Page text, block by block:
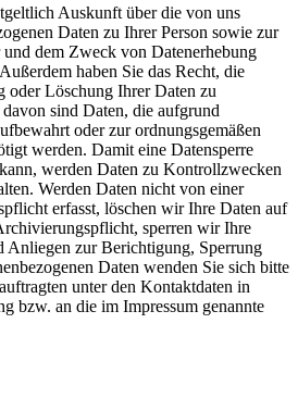
Auskunft über die von uns
Daten zu Ihrer Person sowie zur
dem Zweck von Datenerhebung
haben Sie das Recht, die
oder Löschung Ihrer Daten zu
sind Daten, die aufgrund
oder zur ordnungsgemäßen
werden. Damit eine Datensperre
werden Daten zu Kontrollzwecken
Werden Daten nicht von einer
erfasst, löschen wir Ihre Daten auf
sperren wir Ihre
Anliegen zur Berichtigung, Sperrung
Daten wenden Sie sich bitte
unter den Kontaktdaten in
bzw. an die im Impressum genannte